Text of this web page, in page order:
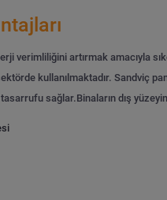
verimliliğini artırmak amacıyla
kullanılmaktadır. Sandviç
sağlar.Binaların dış